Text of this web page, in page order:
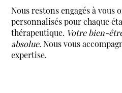
Nous restons engagés à vous
personnalisés pour chaque
thérapeutique. Votre bien-
absolue.Nous vous
expertise.